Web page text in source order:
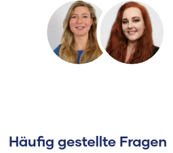
Häufig gestellte Fragen